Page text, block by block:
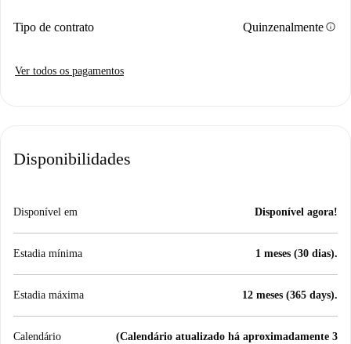
Tipo de contrato Quinzenalmenteinfo
Ver todos os pagamentos
Disponibilidades
Disponível em Disponível agora!
Estadia mínima 1 meses (30 dias).
Estadia máxima 12 meses (365 days).
Calendário
(Calendário atualizado há aproximadamente 3